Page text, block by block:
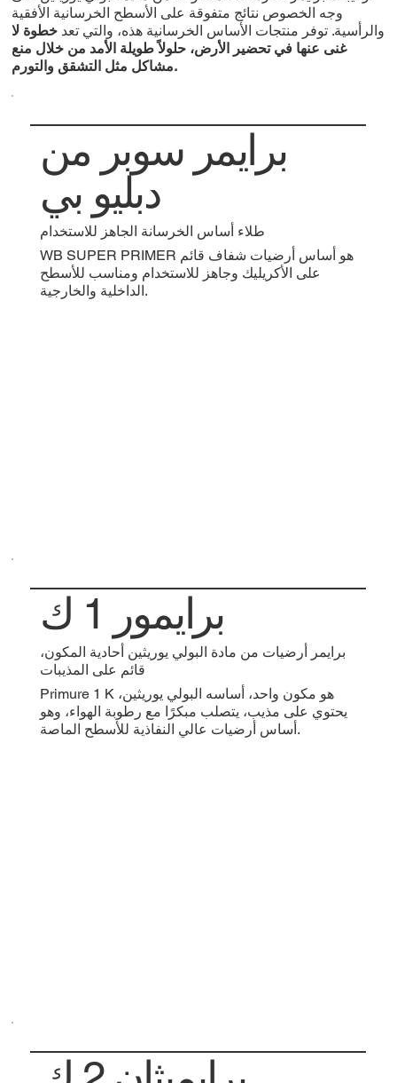
وجه الخصوص نتائج متفوقة على الأسطح الخرسانية الأفقية
والرأسية. توفر منتجات الأساس الخرسانية هذه، والتي تعد خطوة لا
غنى عنها في تحضير الأرض، حلولاً طويلة الأمد من خلال منع
مشاكل مثل التشقق والتورم.
برايمر سوبر من
دبليو بي
طلاء أساس الخرسانة الجاهز للاستخدام
WB SUPER PRIMER هو أساس أرضيات شفاف قائم
على الأكريليك وجاهز للاستخدام ومناسب للأسطح
الداخلية والخارجية.
برايمور 1 ك
برايمر أرضيات من مادة البولي يوريثين أحادية المكون،
قائم على المذيبات
Primure 1 K هو مكون واحد، أساسه البولي يوريثين،
يحتوي على مذيب، يتصلب مبكرًا مع رطوبة الهواء، وهو
أساس أرضيات عالي النفاذية للأسطح الماصة.